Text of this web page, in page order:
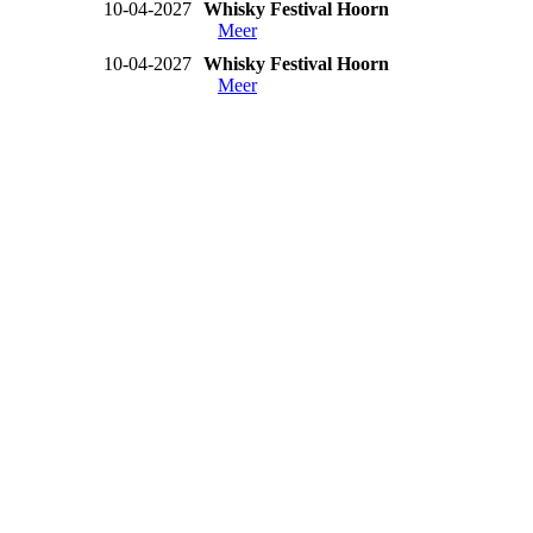
10-04-2027 Whisky Festival Hoorn
Meer
10-04-2027 Whisky Festival Hoorn
Meer